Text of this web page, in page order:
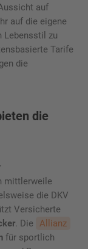
auf
auf die eigene
Lebensstil zu
Tarife
die
die
mittlerweile
die DKV
Versicherte
. Die
Allianz
für sportlich